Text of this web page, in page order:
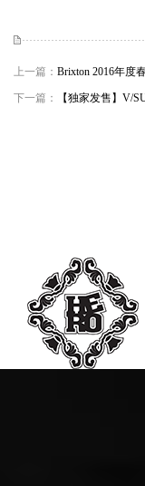
上一篇： Brixton 2016年度
下一篇： 【独家发售】V/